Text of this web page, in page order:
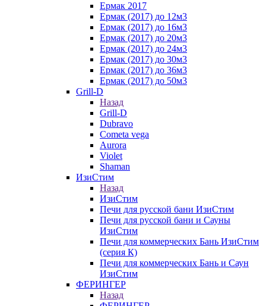
Ермак 2017
Ермак (2017) до 12м3
Ермак (2017) до 16м3
Ермак (2017) до 20м3
Ермак (2017) до 24м3
Ермак (2017) до 30м3
Ермак (2017) до 36м3
Ермак (2017) до 50м3
Grill-D
Назад
Grill-D
Dubravo
Cometa vega
Aurora
Violet
Shaman
ИзиСтим
Назад
ИзиСтим
Печи для русской бани ИзиСтим
Печи для русской бани и Сауны
ИзиСтим
Печи для коммерческих Бань ИзиСтим
(серия К)
Печи для коммерческих Бань и Саун
ИзиСтим
ФЕРИНГЕР
Назад